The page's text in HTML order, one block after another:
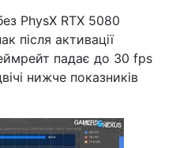
PhysX RTX 5080
після активації
падає до 30 fps
нижче показників